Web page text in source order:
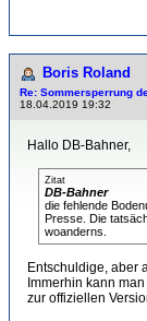
Boris Roland
Re: Sommersperrung
18.04.2019 19:32
Hallo DB-Bahner,
Zitat
DB-Bahner
die fehlende
Presse. Die
woanderns.
Entschuldige, aber
Immerhin kann
zur offiziellen